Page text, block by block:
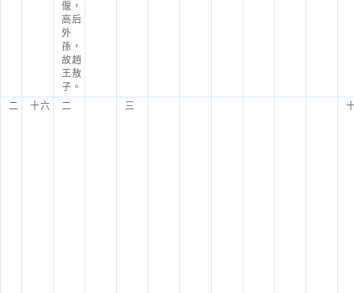
偃，
高后
外
孫，
故趙
王敖
子。
二 十六 二 三